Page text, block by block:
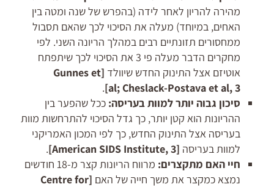
מהירה להריון לאחר לידה (בהפרש של שנה ומטה בין
האחים, במיוחד) מעלה את הסיכוי לכך שהאם תסבול
ממחסורים תזונתיים רבים במהלך הריונה השני. לפי
מחקרים הדבר מעלה פי 3 את הסיכוי לכך שיתפתח
אוטיזם אצל התינוק החדש שיוולד [
Gunnes et
al; Cheslack-Postava et al, 3]
.
סיכון גבוה יותר למוות בעריסה: ככל שהפער בין
ההריונות הוא קטן יותר, כך גדל הסיכוי להתרחשות מוות
בעריסה אצל התינוק החדש, כך לפי המכון האמריקני
למוות בעריסה [
American SIDS Institute, 3]
.
חיי האם מתקצרים:
מרווח הריונות קצר מ-18 חודשים
נמצא כמקצר את משך חייה של האם [
Centre for